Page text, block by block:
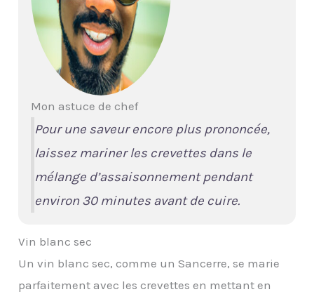
Mon astuce de chef
Pour une saveur encore plus prononcée,
laissez mariner les crevettes dans le
mélange d’assaisonnement pendant
environ 30 minutes avant de cuire.
Vin blanc sec
Un vin blanc sec, comme un Sancerre, se marie
parfaitement avec les crevettes en mettant en